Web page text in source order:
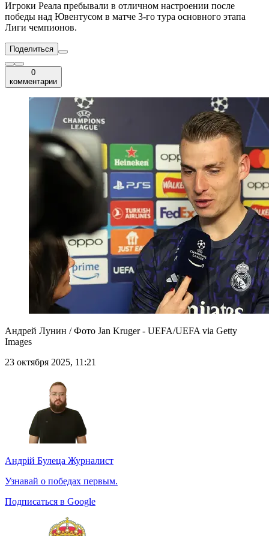
Игроки Реала пребывали в отличном настроении после
победы над Ювентусом в матче 3-го тура основного этапа
Лиги чемпионов.
Поделиться
0
комментарии
Андрей Лунин / Фото Jan Kruger - UEFA/UEFA via Getty
Images
23 октября 2025, 11:21
Андрій Булеца Журналист
Узнавай о победах первым.
Подписаться в Google